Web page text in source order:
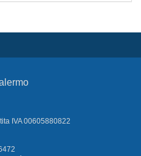
IVA 00605880822